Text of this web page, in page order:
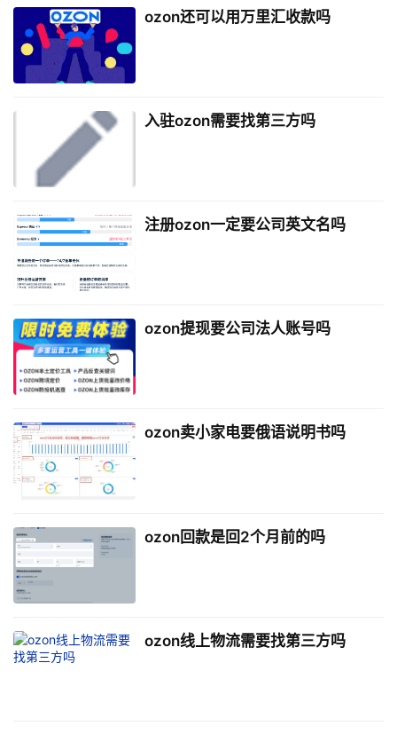
ozon还可以用万里汇收款吗
入驻ozon需要找第三方吗
注册ozon一定要公司英文名吗
ozon提现要公司法人账号吗
ozon卖小家电要俄语说明书吗
ozon回款是回2个月前的吗
ozon线上物流需要找第三方吗